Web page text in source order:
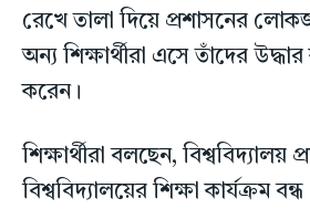
রেখে তালা দিয়ে প্রশাসনের
অন্য শিক্ষার্থীরা এসে তাঁদের
করেন।
শিক্ষার্থীরা বলছেন, বিশ্ববিদ্যালয়
বিশ্ববিদ্যালয়ের শিক্ষা কার্যক্রম